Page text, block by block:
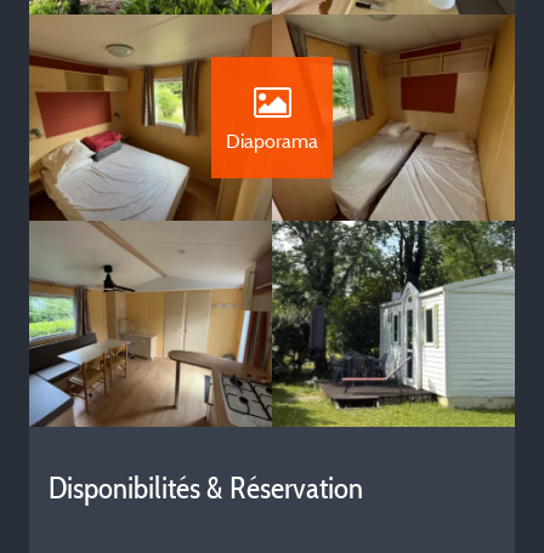
Diaporama
Disponibilités & Réservation